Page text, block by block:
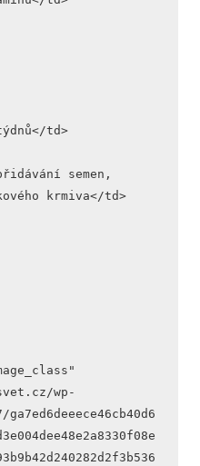
týdnů</td>
krmiva</td>
wp-